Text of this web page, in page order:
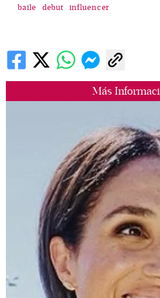
Más
baile debut influencer